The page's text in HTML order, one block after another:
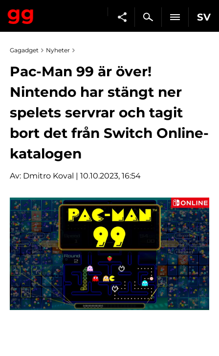
SV
Gagadget Nyheter
Pac-Man 99 är över!
Nintendo har stängt ner
spelets servrar och tagit
bort det från Switch Online-
katalogen
Av: Dmitro Koval | 10.10.2023, 16:54